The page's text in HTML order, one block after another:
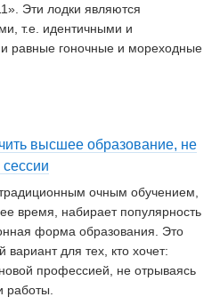
Эти лодки являются
т.е. идентичными и
равные гоночные и мореходные
высшее образование, не
очным обучением,
время, набирает популярность
форма образования. Это
вариант для тех, кто хочет:
профессией, не отрываясь
работы.